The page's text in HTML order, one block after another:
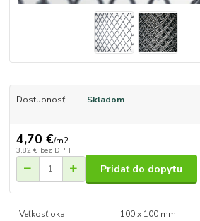
Dostupnosť Skladom
4,70 €/m2
3,82 € bez DPH
Pridať do dopytu
Veľkosť oka:
100 x 100 mm